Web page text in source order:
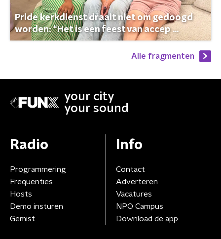
Pride kerkdienst draait niet om gedoogd
worden: “Het is een feest van accep ...
Alle fragmenten
your city
your sound
Radio
Programmering
Frequenties
Hosts
Demo insturen
Gemist
Info
Contact
Adverteren
Vacatures
NPO Campus
Download de app